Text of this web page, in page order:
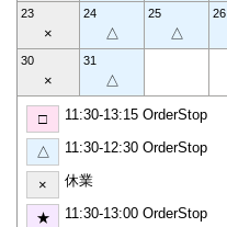
23
×
24
△
25
△
26
30
×
31
△
□ 11:30-13:15 OrderStop
△ 11:30-12:30 OrderStop
× 休業
★ 11:30-13:00 OrderStop